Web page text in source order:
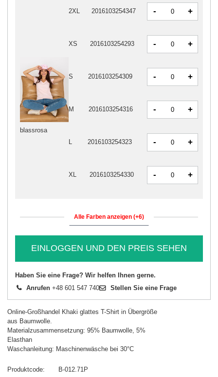
blassrosa
2XL 2016103254347 - +
XS 2016103254293 - +
S 2016103254309 - +
M 2016103254316 - +
L 2016103254323 - +
XL 2016103254330 - +
Alle Farben anzeigen (+6)
EINLOGGEN UND DEN PREIS SEHEN
Haben Sie eine Frage? Wir helfen Ihnen gerne.
Anrufen +48 601 547 740 Stellen Sie eine Frage
Online-Großhandel Khaki glattes T-Shirt in Übergröße
aus Baumwolle.
Materialzusammensetzung: 95% Baumwolle, 5%
Elasthan
Waschanleitung: Maschinenwäsche bei 30°C
Produktcode
B-012.71P